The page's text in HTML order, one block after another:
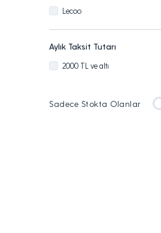
Lecoo
Aylık Taksit Tutarı
2000 TL ve altı
Sadece Stokta Olanlar